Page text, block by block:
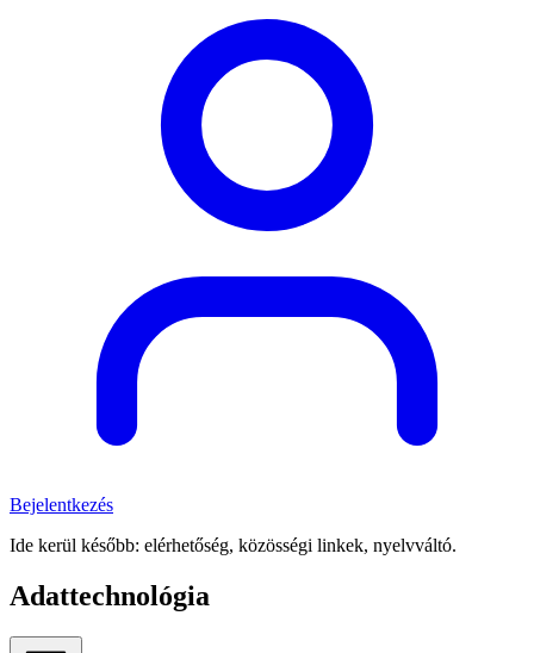
Bejelentkezés
Ide kerül később: elérhetőség, közösségi linkek, nyelvváltó.
Adattechnológia